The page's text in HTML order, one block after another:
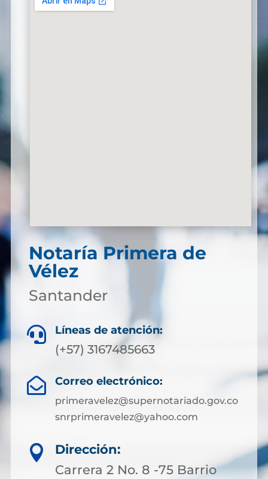
Notaría Primera de
Vélez
Santander
 Líneas de atención:
(+57) 3167485663
 Correo electrónico:
primeravelez@supernotariado.gov.co
snrprimeravelez@yahoo.com

Dirección:
Carrera 2 No. 8 -75 Barrio